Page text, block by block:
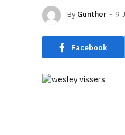
By Gunther 9
Facebook